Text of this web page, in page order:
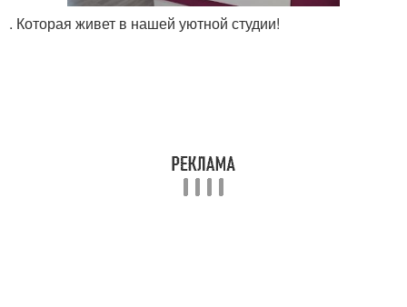
. Которая живет в нашей уютной студии!